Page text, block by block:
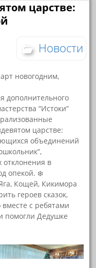
царстве:
Новости
новогодним,
дополнительного
“Истоки”
царстве:
объединений
отклонения в
опекой. ❄️
Кощей, Кикимора
героев сказок,
с ребятами
помогли Дедушке